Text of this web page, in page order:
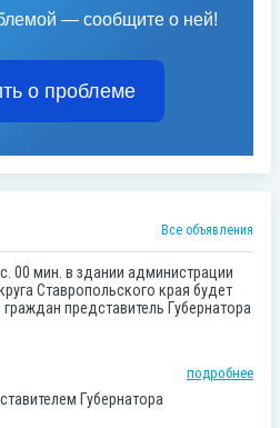
— сообщите о ней!
о проблеме
Все объявления
00 мин. в здании администрации
Ставропольского края будет
представитель Губернатора
подробнее
Губернатора